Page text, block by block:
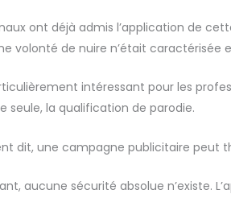
ont déjà admis l’application de
volonté de nuire n’était
intéressant pour les
seule, la qualification de parodie.
dit, une campagne publicitaire peut
aucune sécurité absolue n’existe.